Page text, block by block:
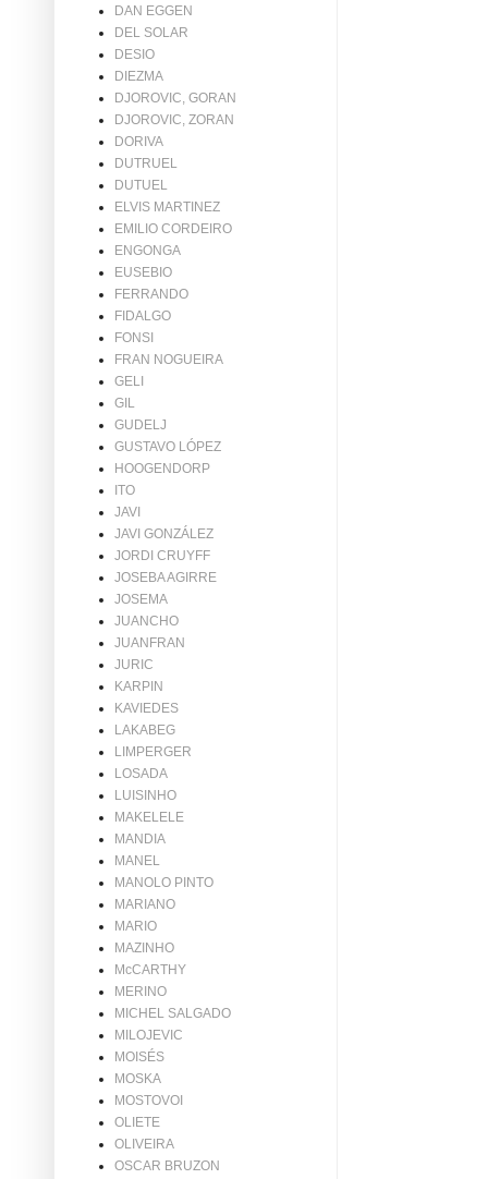
DAN EGGEN
DEL SOLAR
DESIO
DIEZMA
DJOROVIC, GORAN
DJOROVIC, ZORAN
DORIVA
DUTRUEL
DUTUEL
ELVIS MARTINEZ
EMILIO CORDEIRO
ENGONGA
EUSEBIO
FERRANDO
FIDALGO
FONSI
FRAN NOGUEIRA
GELI
GIL
GUDELJ
GUSTAVO LÓPEZ
HOOGENDORP
ITO
JAVI
JAVI GONZÁLEZ
JORDI CRUYFF
JOSEBA AGIRRE
JOSEMA
JUANCHO
JUANFRAN
JURIC
KARPIN
KAVIEDES
LAKABEG
LIMPERGER
LOSADA
LUISINHO
MAKELELE
MANDIA
MANEL
MANOLO PINTO
MARIANO
MARIO
MAZINHO
McCARTHY
MERINO
MICHEL SALGADO
MILOJEVIC
MOISÉS
MOSKA
MOSTOVOI
OLIETE
OLIVEIRA
OSCAR BRUZON